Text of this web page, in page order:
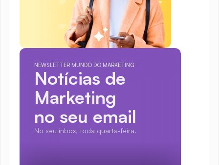
NEWSLETTER MUNDO DO MARKETING
Notícias de
Marketing
no seu email
No seu inbox, toda quarta-feira.